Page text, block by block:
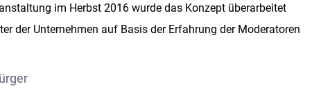
im Herbst 2016 wurde das Konzept überarbeitet
der Unternehmen auf Basis der Erfahrung der Moderatoren